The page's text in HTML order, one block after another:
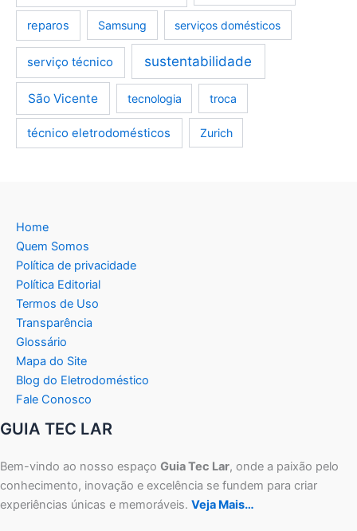
reparos Samsung serviços domésticos
serviço técnico sustentabilidade
São Vicente tecnologia troca
técnico eletrodomésticos Zurich
Home
Quem Somos
Política de privacidade
Política Editorial
Termos de Uso
Transparência
Glossário
Mapa do Site
Blog do Eletrodoméstico
Fale Conosco
GUIA TEC LAR
Bem-vindo ao nosso espaço Guia Tec Lar, onde a paixão pelo
conhecimento, inovação e excelência se fundem para criar
experiências únicas e memoráveis. Veja Mais…